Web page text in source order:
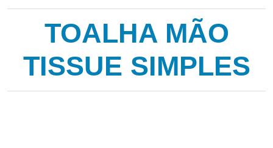
TOALHA MÃO
TISSUE SIMPLES